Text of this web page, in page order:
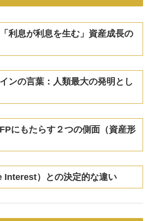
利息が利息を生む」資産成長の
ンの言葉：人類最大の発明とし
にもたらす２つの側面（資産形
Interest）との決定的な違い